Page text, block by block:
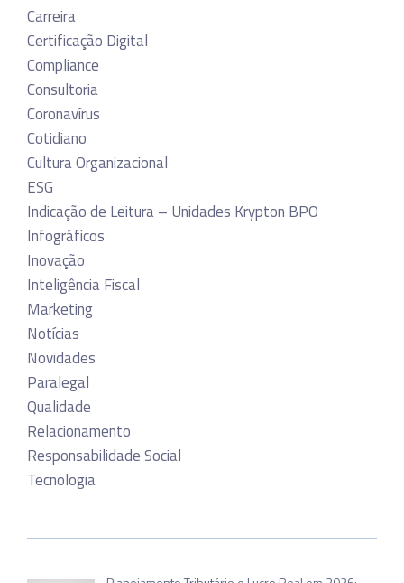
Carreira
Certificação Digital
Compliance
Consultoria
Coronavírus
Cotidiano
Cultura Organizacional
ESG
Indicação de Leitura – Unidades Krypton BPO
Infográficos
Inovação
Inteligência Fiscal
Marketing
Notícias
Novidades
Paralegal
Qualidade
Relacionamento
Responsabilidade Social
Tecnologia